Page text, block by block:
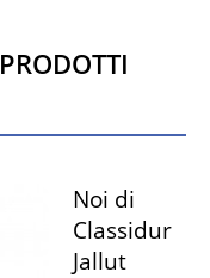
Noi di
Classidur
Jallut